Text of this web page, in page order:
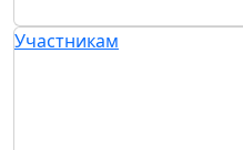
Участникам